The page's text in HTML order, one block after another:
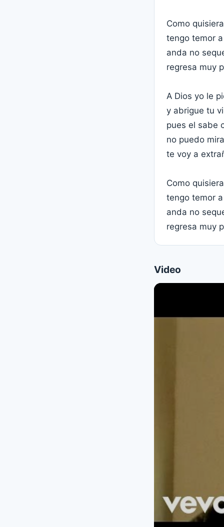
Como
tengo temor
anda no
regresa muy
A Dios yo le
y abrigue tu
pues el sabe
no puedo
te voy a
Como
tengo temor
anda no
regresa muy
Video